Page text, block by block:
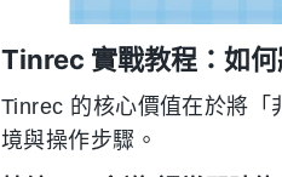
Tinrec 實戰教程：如何
Tinrec 的核心價值在於將「
境與操作步驟。